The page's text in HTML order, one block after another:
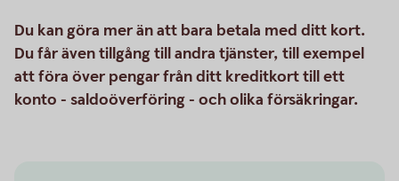
Du kan göra mer än att bara betala med ditt kort.
Du får även tillgång till andra tjänster, till exempel
att föra över pengar från ditt kreditkort till ett
konto - saldoöverföring - och olika försäkringar.